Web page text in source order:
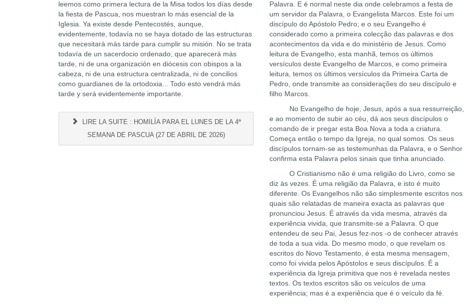
leemos como primera lectura de la Misa todos los días desde
la fiesta de Pascua, nos muestran lo más esencial de la
Iglesia. Ya existe desde Pentecostés, aunque,
evidentemente, todavía no se haya dotado de las estructuras
que necesitará más tarde para cumplir su misión. No se trata
todavía de un sacerdocio ordenado, que aparecerá más
tarde, ni de una organización en diócesis con obispos a la
cabeza, ni de una estructura centralizada, ni de concilios
como guardianes de la ortodoxia... Todo esto vendrá más
tarde y será evidentemente importante.
LIRE LA SUITE : HOMILÍA PARA EL LUNES DE LA 4ª
SEMANA DE PASCUA (27 DE ABRIL DE 2026)
Palavra. E é normal neste dia onde celebramos a festa de
um servidor da Palavra, o Evangelista Marcos. Este foi um
discípulo do Apóstolo Pedro; e o seu Evangelho é
considerado como a primeira colecção das palavras e dos
acontecimentos da vida e do ministério de Jesus. Como
leitura de Evangelho, esta manhã, temos os últimos
versículos deste Evangelho de Marcos, e como primeira
leitura, temos os últimos versículos da Primeira Carta de
Pedro, onde transmite as considerações do seu discípulo e
filho Marcos.
No Evangelho de hoje, Jesus, após a sua ressurreição,
e ao momento de subir ao céu, dá aos seus discípulos o
comando de ir pregar esta Boa Nova a toda a criatura.
Começa então o tempo da Igreja, no qual somos. Os seus
discípulos tornam-se as testemunhas da Palavra, e o Senhor
confirma esta Palavra pelos sinais que tinha anunciado.
O Cristianismo não é uma religião do Livro, como se
diz às vezes. É uma religião da Palavra, e isto é muito
diferente. Os Evangelhos não são simplesmente escritos nos
quais são relatadas de maneira exacta as palavras que
pronunciou Jesus. É através da vida mesma, através da
experiência vivida, que transmite-se a Palavra. O que
entendeu de seu Pai, Jesus fez-nos -o de conhecer através
de toda a sua vida. Do mesmo modo, o que revelam os
escritos do Novo Testamento, é esta mesma mensagem,
como foi vivida pelos Apóstolos e seus discípulos. É a
experiência da Igreja primitiva que nos é revelada nestes
textos. Os textos escritos são os veículos de uma
experiência; mas é a experiência que é o veículo da fé.